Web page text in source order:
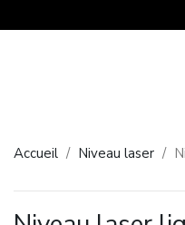
Accueil Niveau laser